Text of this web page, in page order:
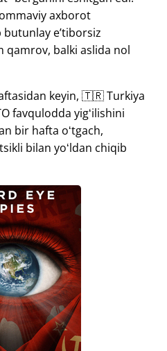
axborot
eʼtiborsiz
qamrov, balki aslida nol
keyin, 🇹🇷 Turkiya
favqulodda yigʻilishini
bir hafta oʻtgach,
bilan yoʻldan chiqib